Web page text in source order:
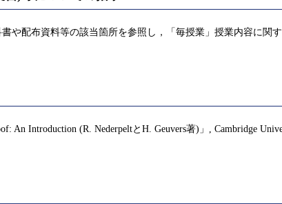
や配布資料等の該当箇所を参照し，「毎授業」授業内容に関
An Introduction (R. NederpeltとH. Geuvers著)」, Cambridge